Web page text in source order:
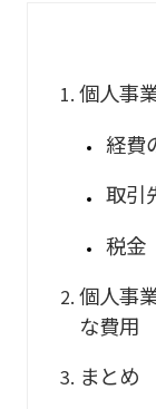
個人事
経費
取引
税金
個人事
な費用
まとめ